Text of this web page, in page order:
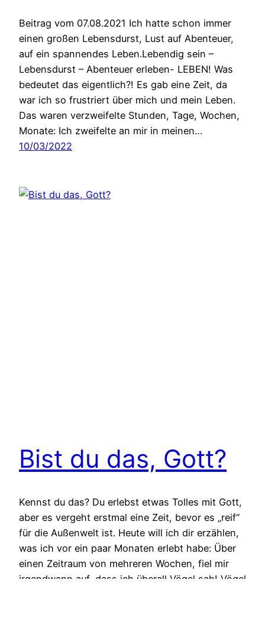
Beitrag vom 07.08.2021 Ich hatte schon immer
einen großen Lebensdurst, Lust auf Abenteuer,
auf ein spannendes Leben.Lebendig sein –
Lebensdurst – Abenteuer erleben- LEBEN! Was
bedeutet das eigentlich?! Es gab eine Zeit, da
war ich so frustriert über mich und mein Leben.
Das waren verzweifelte Stunden, Tage, Wochen,
Monate: Ich zweifelte an mir in meinen…
10/03/2022
Bist du das, Gott?
Kennst du das? Du erlebst etwas Tolles mit Gott,
aber es vergeht erstmal eine Zeit, bevor es „reif“
für die Außenwelt ist. Heute will ich dir erzählen,
was ich vor ein paar Monaten erlebt habe: Über
einen Zeitraum von mehreren Wochen, fiel mir
irgendwann auf, dass ich überall Vögel sah! Vögel